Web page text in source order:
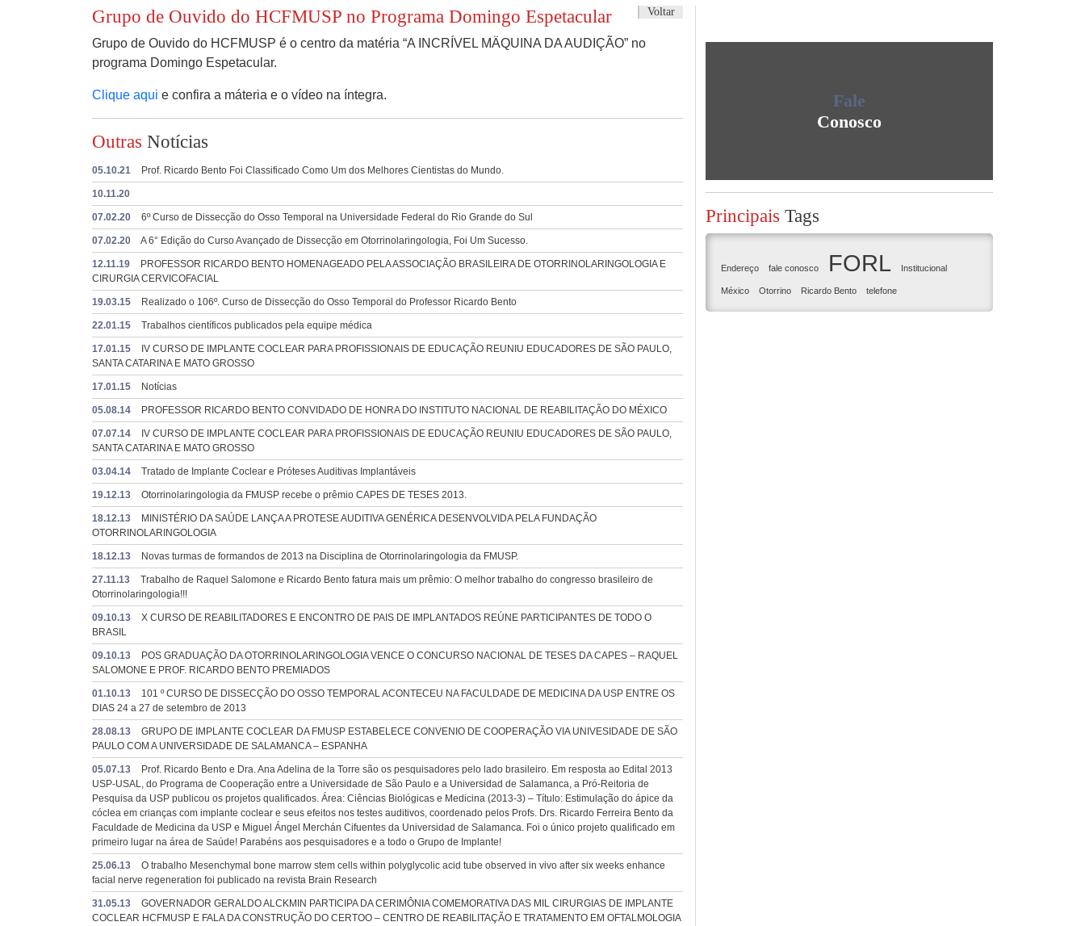
Voltar
Grupo de Ouvido do HCFMUSP no Programa Domingo Espetacular
Grupo de Ouvido do HCFMUSP é o centro da matéria “A INCRÍVEL MÄQUINA DA AUDIÇÃO” no
programa Domingo Espetacular.
Clique aqui e confira a máteria e o vídeo na íntegra.
Outras Notícias
05.10.21 Prof. Ricardo Bento Foi Classificado Como Um dos Melhores Cientistas do Mundo.
10.11.20
07.02.20 6º Curso de Dissecção do Osso Temporal na Universidade Federal do Rio Grande do Sul
07.02.20 A 6° Edição do Curso Avançado de Dissecção em Otorrinolaringologia, Foi Um Sucesso.
12.11.19
PROFESSOR RICARDO BENTO HOMENAGEADO PELA ASSOCIAÇÃO BRASILEIRA DE OTORRINOLARINGOLOGIA E
CIRURGIA CERVICOFACIAL
19.03.15 Realizado o 106º. Curso de Dissecção do Osso Temporal do Professor Ricardo Bento
22.01.15 Trabalhos científicos publicados pela equipe médica
17.01.15
IV CURSO DE IMPLANTE COCLEAR PARA PROFISSIONAIS DE EDUCAÇÃO REUNIU EDUCADORES DE SÃO PAULO,
SANTA CATARINA E MATO GROSSO
17.01.15 Notícias
05.08.14 PROFESSOR RICARDO BENTO CONVIDADO DE HONRA DO INSTITUTO NACIONAL DE REABILITAÇÃO DO MÉXICO
07.07.14
IV CURSO DE IMPLANTE COCLEAR PARA PROFISSIONAIS DE EDUCAÇÃO REUNIU EDUCADORES DE SÃO PAULO,
SANTA CATARINA E MATO GROSSO
03.04.14 Tratado de Implante Coclear e Próteses Auditivas Implantáveis
19.12.13 Otorrinolaringologia da FMUSP recebe o prêmio CAPES DE TESES 2013.
18.12.13
MINISTÉRIO DA SAÚDE LANÇA A PROTESE AUDITIVA GENÉRICA DESENVOLVIDA PELA FUNDAÇÃO
OTORRINOLARINGOLOGIA
18.12.13 Novas turmas de formandos de 2013 na Disciplina de Otorrinolaringologia da FMUSP.
27.11.13
Trabalho de Raquel Salomone e Ricardo Bento fatura mais um prêmio: O melhor trabalho do congresso brasileiro de
Otorrinolaringologia!!!
09.10.13
X CURSO DE REABILITADORES E ENCONTRO DE PAIS DE IMPLANTADOS REÚNE PARTICIPANTES DE TODO O
BRASIL
09.10.13
POS GRADUAÇÃO DA OTORRINOLARINGOLOGIA VENCE O CONCURSO NACIONAL DE TESES DA CAPES – RAQUEL
SALOMONE E PROF. RICARDO BENTO PREMIADOS
01.10.13
101 º CURSO DE DISSECÇÃO DO OSSO TEMPORAL ACONTECEU NA FACULDADE DE MEDICINA DA USP ENTRE OS
DIAS 24 a 27 de setembro de 2013
28.08.13
GRUPO DE IMPLANTE COCLEAR DA FMUSP ESTABELECE CONVENIO DE COOPERAÇÃO VIA UNIVESIDADE DE SÃO
PAULO COM A UNIVERSIDADE DE SALAMANCA – ESPANHA
05.07.13
Prof. Ricardo Bento e Dra. Ana Adelina de la Torre são os pesquisadores pelo lado brasileiro. Em resposta ao Edital 2013
USP-USAL, do Programa de Cooperação entre a Universidade de São Paulo e a Universidad de Salamanca, a Pró-Reitoria de
Pesquisa da USP publicou os projetos qualificados. Área: Ciências Biológicas e Medicina (2013-3) – Título: Estimulação do ápice da
cóclea em crianças com implante coclear e seus efeitos nos testes auditivos, coordenado pelos Profs. Drs. Ricardo Ferreira Bento da
Faculdade de Medicina da USP e Miguel Ángel Merchán Cifuentes da Universidad de Salamanca. Foi o único projeto qualificado em
primeiro lugar na área de Saúde! Parabéns aos pesquisadores e a todo o Grupo de Implante!
25.06.13
O trabalho Mesenchymal bone marrow stem cells within polyglycolic acid tube observed in vivo after six weeks enhance
facial nerve regeneration foi publicado na revista Brain Research
31.05.13
GOVERNADOR GERALDO ALCKMIN PARTICIPA DA CERIMÔNIA COMEMORATIVA DAS MIL CIRURGIAS DE IMPLANTE
COCLEAR HCFMUSP E FALA DA CONSTRUÇÃO DO CERTOO – CENTRO DE REABILITAÇÃO E TRATAMENTO EM OFTALMOLOGIA
Fale
Conosco
Principais Tags
Endereço fale conosco FORL Institucional
México Otorrino Ricardo Bento telefone